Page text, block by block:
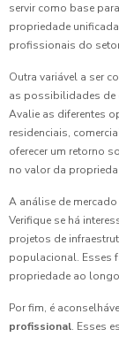
servir como base
propriedade
profissionais do
Outra variável a ser
as possibilidades de
Avalie as diferentes
residenciais,
oferecer um retorno
no valor da
A análise de
Verifique se há
projetos de
populacional. Esses
propriedade ao
Por fim, é
profissional. Esses